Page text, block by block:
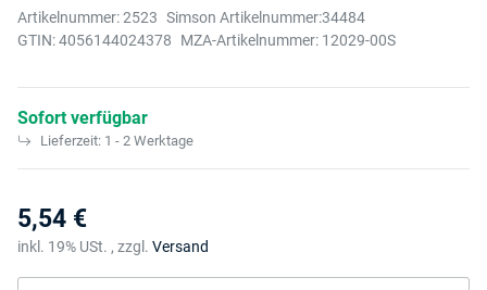
Artikelnummer:2523 Simson Artikelnummer:34484
GTIN:4056144024378 MZA-Artikelnummer: 12029-00S
Sofort verfügbar
Lieferzeit: 1 - 2 Werktage
5,54 €
inkl. 19% USt. , zzgl. Versand